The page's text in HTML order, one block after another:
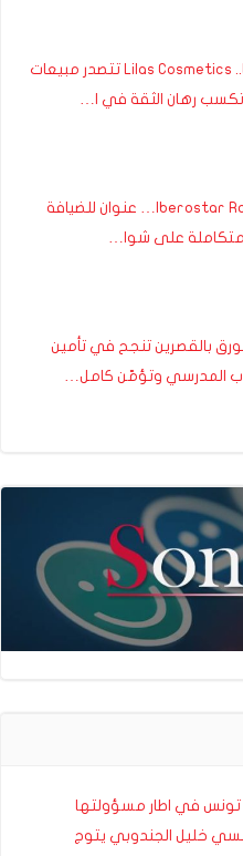
بعد عامين من إطلاقها.. Lilas Cosmetics تتصدر مبيعات
رهان الثقة في ا…
فندق Iberostar Royal El Mansour… عنوان للضيافة
متكاملة على شوا…
بالقصرين تنجح في تأمين
في اطار مسؤولتها
خليل الجندوبي يتوج